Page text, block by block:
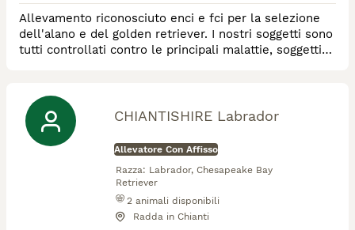
Allevamento riconosciuto enci e fci per la selezione
dell'alano e del golden retriever. I nostri soggetti sono
tutti controllati contro le principali malattie, soggetti
CHIANTISHIRE Labrador
Allevatore Con Affisso
Razza: Labrador, Chesapeake Bay
Retriever
2 animali disponibili
Radda in Chianti